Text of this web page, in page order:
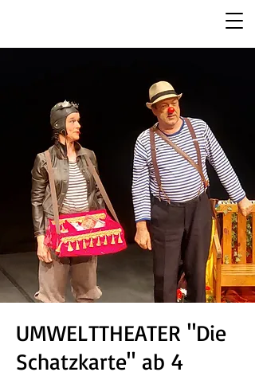
UMWELTTHEATER "Die
Schatzkarte" ab 4